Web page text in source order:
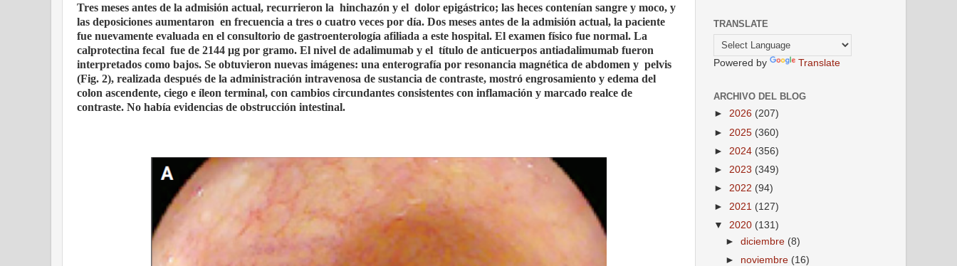
Tres meses antes de la admisión actual, recurrieron la hinchazón y el dolor epigástrico; las heces contenían sangre y moco, y
las deposiciones aumentaron en frecuencia a tres o cuatro veces por día. Dos meses antes de la admisión actual, la paciente
fue nuevamente evaluada en el consultorio de gastroenterología afiliada a este hospital. El examen físico fue normal. La
calprotectina fecal fue de 2144 μg por gramo. El nivel de adalimumab y el título de anticuerpos antiadalimumab fueron
interpretados como bajos. Se obtuvieron nuevas imágenes: una enterografía por resonancia magnética de abdomen y pelvis
(Fig. 2), realizada después de la administración intravenosa de sustancia de contraste, mostró engrosamiento y edema del
colon ascendente, ciego e íleon terminal, con cambios circundantes consistentes con inflamación y marcado realce de
contraste. No había evidencias de obstrucción intestinal.
TRANSLATE
Powered by Translate
ARCHIVO DEL BLOG
► 2026 (207)
► 2025 (360)
► 2024 (356)
► 2023 (349)
► 2022 (94)
► 2021 (127)
▼ 2020 (131)
►diciembre (8)
► noviembre (16)